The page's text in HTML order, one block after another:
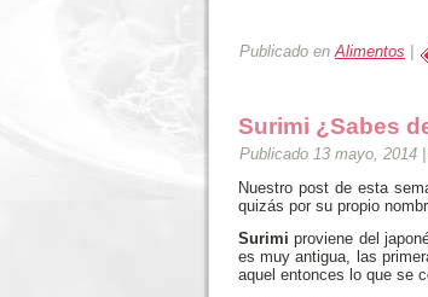
Publicado en Alimentos
Surimi ¿Sabes
Publicado 13 mayo, 2014
Nuestro post de esta
quizás por su propio
Surimi proviene del
es muy antigua, las
aquel entonces lo que se